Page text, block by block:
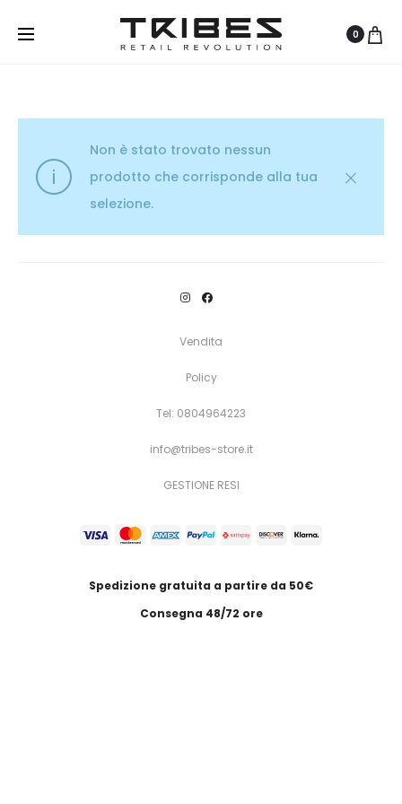
0
Non è stato trovato nessun
prodotto che corrisponde alla tua
selezione.
Vendita
Policy
Tel: 0804964223
info@tribes-store.it
GESTIONE RESI
Spedizione gratuita a partire da 50€
Consegna 48/72 ore